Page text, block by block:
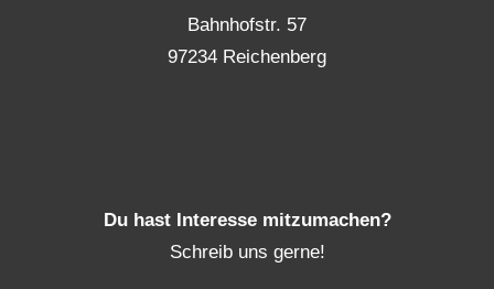
Bahnhofstr. 57
97234 Reichenberg
Du hast Interesse mitzumachen?
Schreib uns gerne!